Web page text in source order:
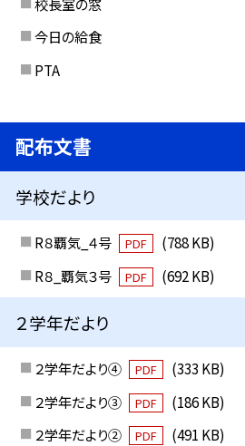
今日の給食
PTA
配布文書
学校だより
R８覇気_４号 PDF
(788 KB)
R８_覇気３号
PDF (692 KB)
２学年だより
２学年だより④ PDF
(333 KB)
２学年だより③
PDF
(186 KB)
２学年だより②
PDF (491 KB)